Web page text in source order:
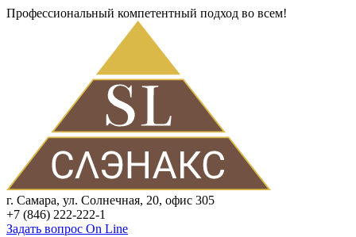
Профессиональный компетентный подход во всем!
г. Самара, ул. Солнечная, 20, офис 305
+7 (846) 222-222-1
Задать вопрос On Line